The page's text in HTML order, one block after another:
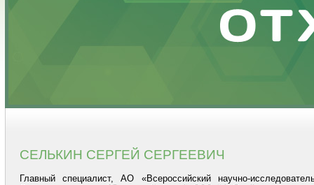
СЕЛЬКИН СЕРГЕЙ СЕРГЕЕВИЧ
Главный специалист, АО «Всероссийский научно-